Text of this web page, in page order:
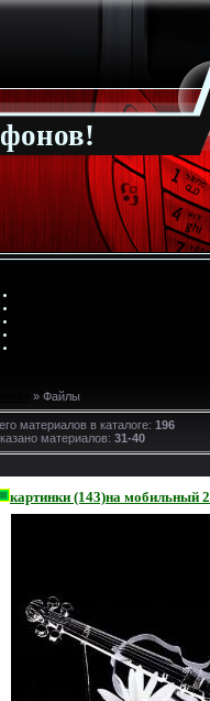
» Файлы
материалов в каталоге: 196
материалов: 31-40
картинки (143)на мобильный